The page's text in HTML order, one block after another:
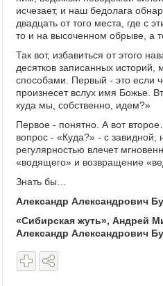
исчезает, и наш бедолага
двадцать от того места, где с
то и на высоченном обрыве, а
Так вот, избавиться от этого
десятков записанных
способами. Первый - это если
произнесет вслух имя Божье.
куда мы, собственно, идем?»
Первое - понятно. А вот
вопрос - «Куда?» - с
регулярностью влечет
«водящего» и возвращение
Знать бы…
Александр Александрович
«Сибирская жуть», Андрей
Александр Александрович